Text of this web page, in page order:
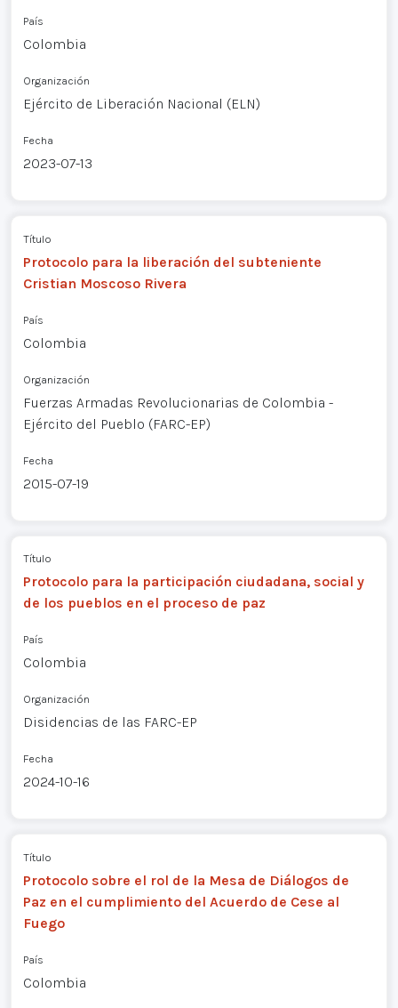
País
Colombia
Organización
Ejército de Liberación Nacional (ELN)
Fecha
2023-07-13
Título
Protocolo para la liberación del subteniente
Cristian Moscoso Rivera
País
Colombia
Organización
Fuerzas Armadas Revolucionarias de Colombia -
Ejército del Pueblo (FARC-EP)
Fecha
2015-07-19
Título
Protocolo para la participación ciudadana, social y
de los pueblos en el proceso de paz
País
Colombia
Organización
Disidencias de las FARC-EP
Fecha
2024-10-16
Título
Protocolo sobre el rol de la Mesa de Diálogos de
Paz en el cumplimiento del Acuerdo de Cese al
Fuego
País
Colombia